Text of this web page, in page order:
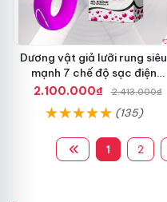
Dương vật giả lưỡi rung siêu
mạnh 7 chế độ sạc điện
Pretty Love
2.100.000₫ 2.413.000₫
(135)
1 2